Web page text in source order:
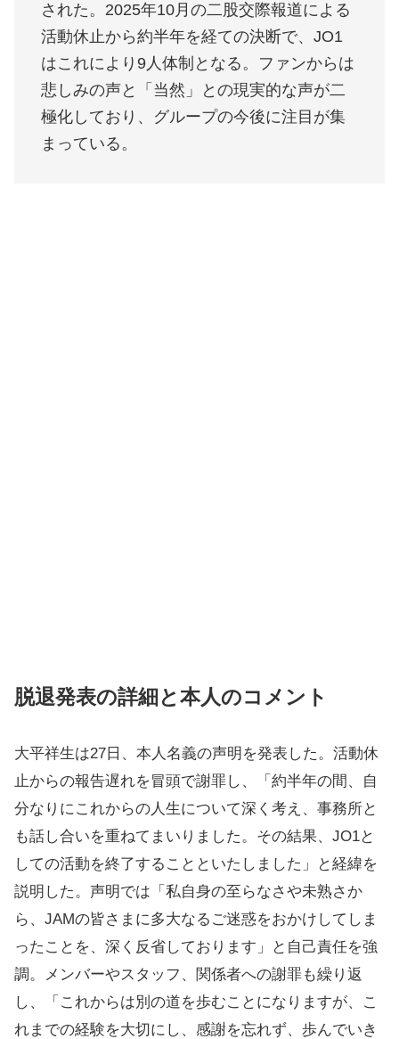
された。2025年10月の二股交際報道による
活動休止から約半年を経ての決断で、JO1
はこれにより9人体制となる。ファンからは
悲しみの声と「当然」との現実的な声が二
極化しており、グループの今後に注目が集
まっている。
脱退発表の詳細と本人のコメント
大平祥生は27日、本人名義の声明を発表した。活動休
止からの報告遅れを冒頭で謝罪し、「約半年の間、自
分なりにこれからの人生について深く考え、事務所と
も話し合いを重ねてまいりました。その結果、JO1と
しての活動を終了することといたしました」と経緯を
説明した。声明では「私自身の至らなさや未熟さか
ら、JAMの皆さまに多大なるご迷惑をおかけしてしま
ったことを、深く反省しております」と自己責任を強
調。メンバーやスタッフ、関係者への謝罪も繰り返
し、「これからは別の道を歩むことになりますが、こ
れまでの経験を大切にし、感謝を忘れず、歩んでいき